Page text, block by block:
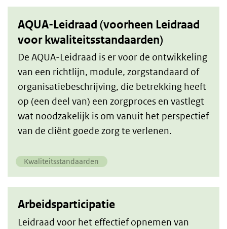
AQUA-Leidraad (voorheen Leidraad
voor kwaliteitsstandaarden)
De AQUA-Leidraad is er voor de ontwikkeling
van een richtlijn, module, zorgstandaard of
organisatiebeschrijving, die betrekking heeft
op (een deel van) een zorgproces en vastlegt
wat noodzakelijk is om vanuit het perspectief
van de cliënt goede zorg te verlenen.
Kwaliteitsstandaarden
Arbeidsparticipatie
Leidraad voor het effectief opnemen van